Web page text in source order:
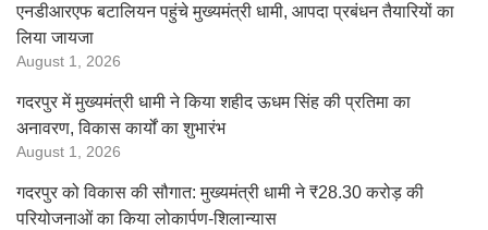
एनडीआरएफ बटालियन पहुंचे मुख्यमंत्री धामी, आपदा प्रबंधन तैयारियों का
लिया जायजा
August 1, 2026
गदरपुर में मुख्यमंत्री धामी ने किया शहीद ऊधम सिंह की प्रतिमा का
अनावरण, विकास कार्यों का शुभारंभ
August 1, 2026
गदरपुर को विकास की सौगात: मुख्यमंत्री धामी ने ₹28.30 करोड़ की
परियोजनाओं का किया लोकार्पण-शिलान्यास